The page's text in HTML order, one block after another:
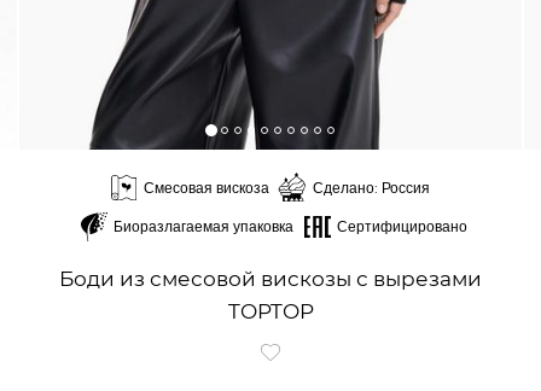
Смесовая вискоза
Сделано: Россия
Биоразлагаемая упаковка
Сертифицировано
Боди из смесовой вискозы с вырезами
TOPTOP